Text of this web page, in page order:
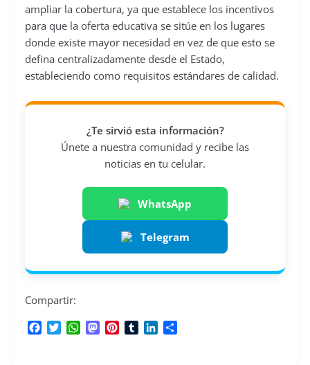
ampliar la cobertura, ya que establece los incentivos
para que la oferta educativa se sitúe en los lugares
donde existe mayor necesidad en vez de que esto se
defina centralizadamente desde el Estado,
estableciendo como requisitos estándares de calidad.
¿Te sirvió esta información?
Únete a nuestra comunidad y recibe las
noticias en tu celular.
WhatsApp
Telegram
Compartir:
W
M